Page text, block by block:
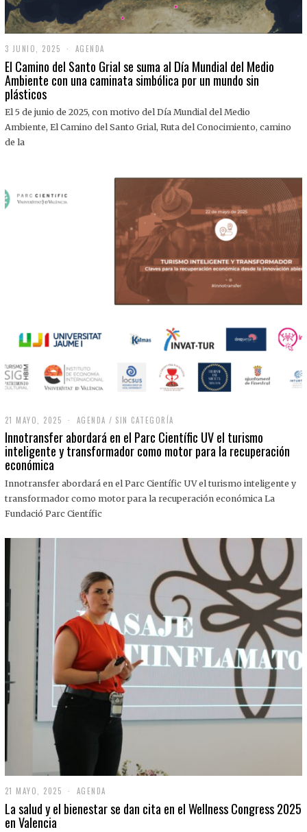
3 JUNIO, 2025
J
U
N
,
0
AGENDA
El Camino del Santo Grial se suma al Día Mundial del Medio
Ambiente con una caminata simbólica por un mundo sin
plásticos
El 5 de junio de 2025, con motivo del Día Mundial del Medio
Ambiente, El Camino del Santo Grial, Ruta del Conocimiento, camino
de la
21 MAYO, 2025
M
A
Y
,
0
2
AGENDA / SIN CATEGORÍA
Innotransfer abordará en el Parc Científic UV el turismo
inteligente y transformador como motor para la recuperación
económica
Innotransfer abordará en el Parc Científic UV el turismo inteligente y
transformador como motor para la recuperación económica La
Fundació Parc Científic
21 MAYO, 2025
1
M
AGENDA
La salud y el bienestar se dan cita en el Wellness Congress 2025
en Valencia